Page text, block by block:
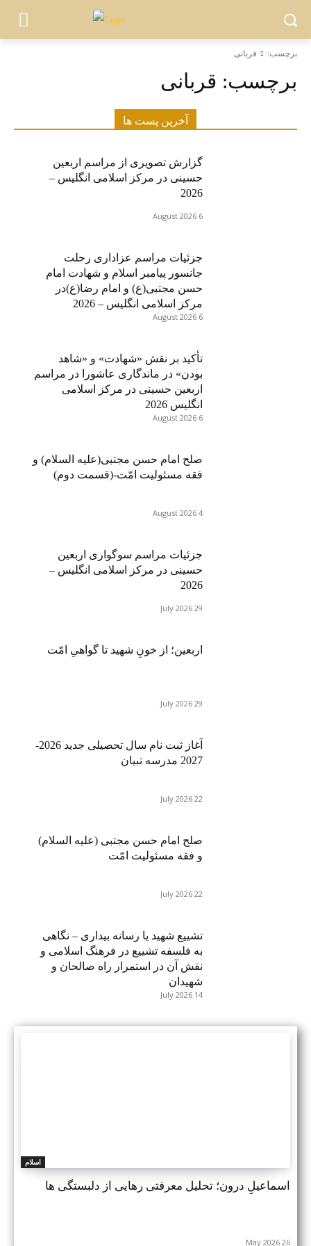
برچسب: قربانی
برچسب: قربانی
آخرین پست ها
گزارش تصویری از مراسم اربعین
حسینی در مرکز اسلامی انگلیس –
2026
6 August 2026
جزئیات مراسم عزاداری رحلت
جانسور پیامبر اسلام و شهادت امام
حسن مجتبی(ع) و امام رضا(ع)در
مرکز اسلامی انگلیس – 2026
6 August 2026
تأکید بر نقش «شهادت» و «شاهد
بودن» در ماندگاری عاشورا در مراسم
اربعین حسینی در مرکز اسلامی
انگلیس 2026
6 August 2026
صلح امام حسن مجتبی(علیه السلام) و
فقه مسئولیت امّت-(قسمت دوم)
4 August 2026
جزئیات مراسم سوگواری اربعین
حسینی در مرکز اسلامی انگلیس –
2026
29 July 2026
اربعین؛ از خونِ شهید تا گواهیِ امّت
29 July 2026
آغاز ثبت نام سال تحصیلی جدید 2026-
2027 مدرسه تبیان
22 July 2026
صلح امام حسن مجتبی (علیه السلام)
و فقه مسئولیت امّت
22 July 2026
تشییع شهید یا رسانه بیداری – نگاهی
به فلسفه تشییع در فرهنگ اسلامی و
نقش آن در استمرار راه صالحان و
شهیدان
14 July 2026
اسلام
اسماعیلِ درون؛ تحلیل معرفتی رهایی از دلبستگی ها
26 May 2026